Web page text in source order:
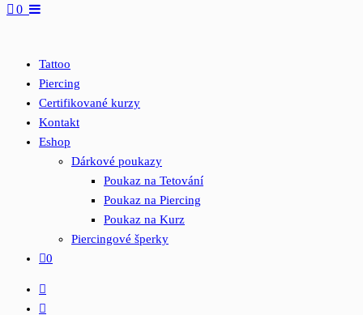
0
Tattoo
Piercing
Certifikované kurzy
Kontakt
Eshop
Dárkové poukazy
Poukaz na Tetování
Poukaz na Piercing
Poukaz na Kurz
Piercingové šperky
0